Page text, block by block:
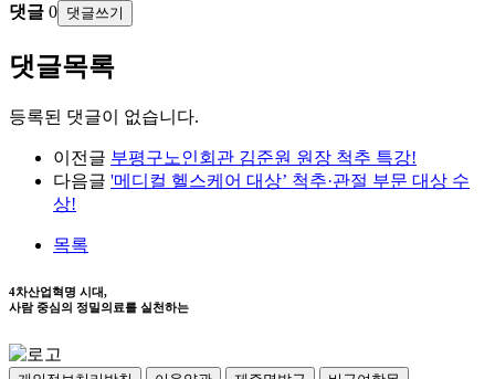
댓글 0 댓글쓰기
댓글목록
등록된 댓글이 없습니다.
이전글 부평구노인회관 김준원 원장 척추 특강!
다음글 '메디컬 헬스케어 대상’ 척추·관절 부문 대상 수
상!
목록
4차산업혁명 시대,
사람 중심의 정밀의료를 실천하는